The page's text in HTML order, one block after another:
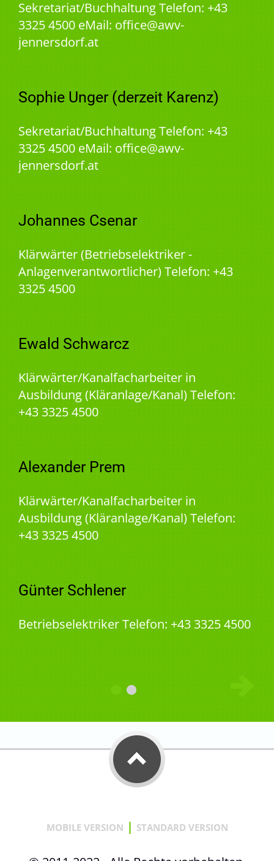
Sekretariat/Buchhaltung Telefon: +43
3325 4500 eMail: office@awv-
jennersdorf.at
Sophie Unger (derzeit Karenz)
Sekretariat/Buchhaltung Telefon: +43
3325 4500 eMail: office@awv-
jennersdorf.at
Johannes Csenar
Klärwärter (Betriebselektriker -
Anlagenverantwortlicher) Telefon: +43
3325 4500
Ewald Schwarcz
Klärwärter/Kanalfacharbeiter in
Ausbildung (Kläranlage/Kanal) Telefon:
+43 3325 4500
Alexander Prem
Klärwärter/Kanalfacharbeiter in
Ausbildung (Kläranlage/Kanal) Telefon:
+43 3325 4500
Günter Schlener
Betriebselektriker Telefon: +43 3325 4500
MOBILE VERSION | STANDARD VERSION